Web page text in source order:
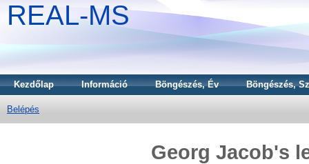
REAL-MS
Kezdőlap Információ Böngészés, Év Böngészés,
Belépés
Georg Jacob's